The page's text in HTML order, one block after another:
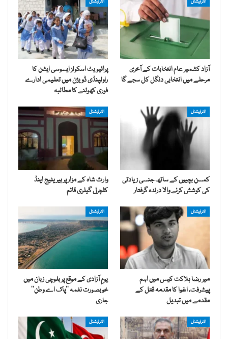
انٹرنیشنل
آزاد کشمیر عام انتخابات کے آخری
مرحلے میں انتخابی دنگل کل سجے گا
انٹرنیشنل
پرائیویٹ اسکولز ایسوسی ایشن کا
راولپنڈی ڈویژن میں تعلیمی ادارے
فوری کھولنے کا مطالبہ
انٹرنیشنل
کمسن بچیوں کے ساتھ جنسی زیادتی
کی کوشش کرنے والا درندہ گرفتار
انٹرنیشنل
وارث شاہ کے مزار پر ہیریٹیج اینڈ
کلچرل گیلری قائم
انٹرنیشنل
میر رضا ہلاکت کیس میں اہم
پیشرفت، اغوا کا مقدمہ قتل کے
مقدمے میں تبدیل
انٹرنیشنل
یومِ آزادی کے موقع پر بلوچی زبان میں
خوبصورت نغمہ ’’پاک اے وطن‘‘
جاری
انٹرنیشنل انٹرنیشنل